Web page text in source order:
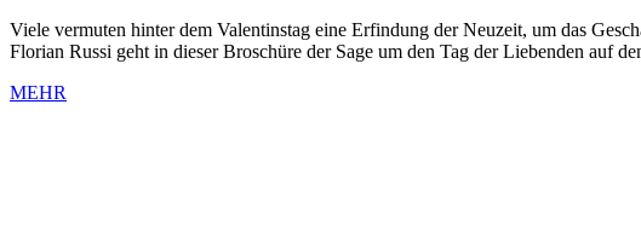
Viele vermuten hinter dem Valentinstag eine Erfindung der Neuzeit, um das
Florian Russi geht in dieser Broschüre der Sage um den Tag der Liebenden auf
MEHR